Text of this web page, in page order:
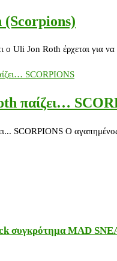
ο Uli Jon Roth έρχεται για
παίζει…
SCORPIONS Ο
συγκρότημα MAD